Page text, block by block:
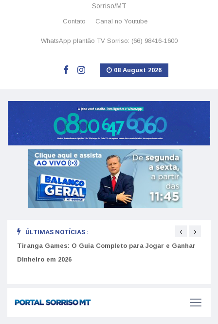
Sorriso/MT
Contato Canal no Youtube
WhatsApp plantão TV Sorriso: (66) 98416-1600
08 August 2026
ÚLTIMAS NOTÍCIAS :
Tiranga Games: O Guia Completo para Jogar e Ganhar
Dinheiro em 2026
‹ ›